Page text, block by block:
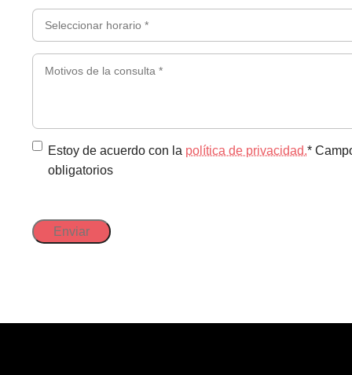
*
(Obligatorio)
horario
*
(Obligatorio)
*
Política
de
Estoy de acuerdo con la política de privacidad.*
obligatorios